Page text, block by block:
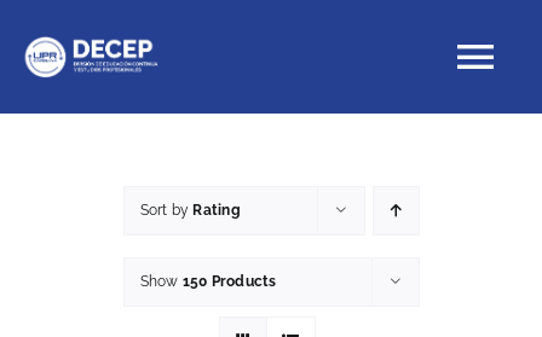
content
Sort by Rating
Show 150 Products